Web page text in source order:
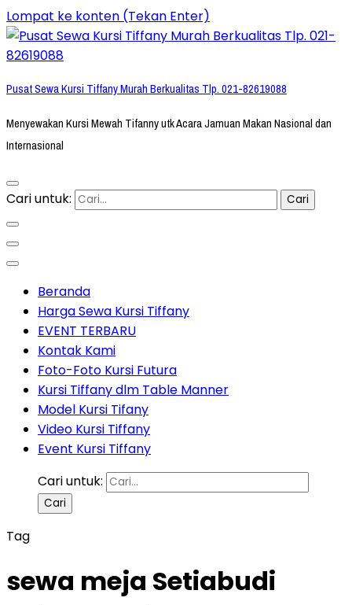
Lompat ke konten (Tekan Enter)
Pusat Sewa Kursi Tiffany Murah Berkualitas Tlp. 021-82619088
Menyewakan Kursi Mewah Tifanny utk Acara Jamuan Makan Nasional dan
Internasional
Cari untuk:
Beranda
Harga Sewa Kursi Tiffany
EVENT TERBARU
Kontak Kami
Foto-Foto Kursi Futura
Kursi Tiffany dlm Table Manner
Model Kursi Tifany
Video Kursi Tiffany
Event Kursi Tiffany
Cari untuk:
Tag
sewa meja Setiabudi